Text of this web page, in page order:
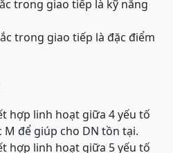
trong giao tiếp là kỹ năng
trong giao tiếp là đặc điểm
hợp linh hoạt giữa 4 yếu tố
để giúp cho DN tồn tại.
hợp linh hoạt giữa 5 yếu tố